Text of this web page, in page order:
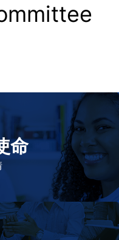
命
康和质量